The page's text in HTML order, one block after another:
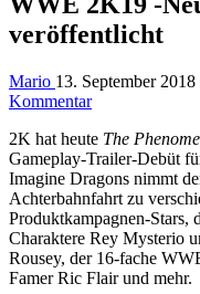
veröffentlicht
Mario 13. September 2018
Kommentar
2K hat heute The
Gameplay-Trailer-Debüt
Imagine Dragons nimmt
Achterbahnfahrt zu
Produktkampagnen-Stars,
Charaktere Rey Mysterio
Rousey, der 16-fache
Famer Ric Flair und mehr.